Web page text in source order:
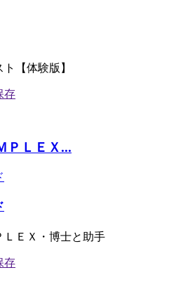
【体験版】
ＰＬＥＸ...
ＥＸ・博士と助手